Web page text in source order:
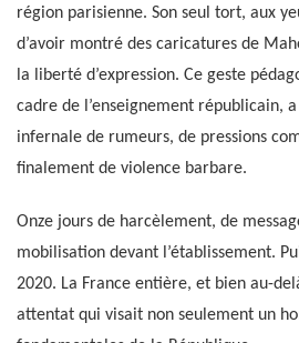
région parisienne. Son seul tort, aux
d’avoir montré des caricatures de
la liberté d’expression. Ce geste
cadre de l’enseignement républicain,
infernale de rumeurs, de pressions
finalement de violence barbare.
Onze jours de harcèlement, de
mobilisation devant l’établissement.
2020. La France entière, et bien au-
attentat qui visait non seulement un